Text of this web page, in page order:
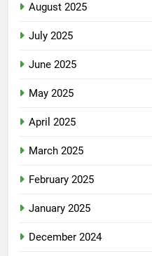
August 2025
July 2025
June 2025
May 2025
April 2025
March 2025
February 2025
January 2025
December 2024